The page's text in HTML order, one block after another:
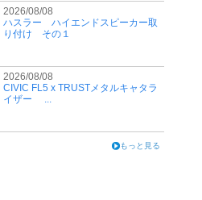
2026/08/08
ハスラー ハイエンドスピーカー取
り付け その１
2026/08/08
CIVIC FL5 x TRUSTメタルキャタラ
イザー ...
もっと見る